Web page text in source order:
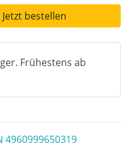
Jetzt bestellen
Frühestens ab
4960999650319